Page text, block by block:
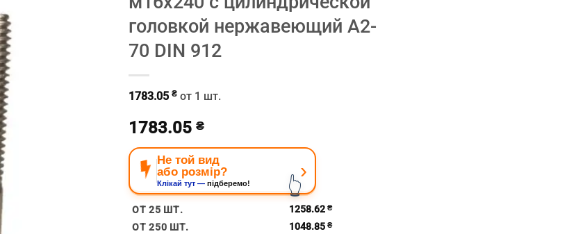
головкой нержавеющий A2-
70 DIN 912
1783.05 ₴ от 1 шт.
1783.05 ₴
Не той вид
або розмір?
Клікай тут — підберемо!
›
👆
Винт под шестигранник 16мм 16×240 мм 16×240 16х240 16*240 м16×240 м16×240
ОТ 25 ШТ. 1258.62 ₴
ОТ 250 ШТ. 1048.85 ₴